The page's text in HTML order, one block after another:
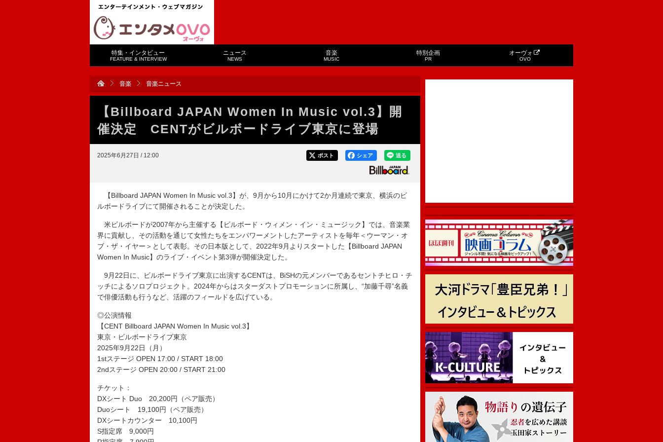
特集・インタビュー
FEATURE & INTERVIEW
ニュース
NEWS
音楽
MUSIC
特別企画
PR
オーヴォ
OVO
音楽 音楽ニュース
【Billboard JAPAN Women In Music vol.3】開
催決定 CENTがビルボードライブ東京に登場
2025年6月27日 / 12:00 送る
シェア
ポスト
【Billboard JAPAN Women In Music vol.3】が、9月から10月にかけて2か月連続で東京、横浜のビ
ルボードライブにて開催されることが決定した。
米ビルボードが2007年から主催する【ビルボード・ウィメン・イン・ミュージック】では、音楽業
界に貢献し、その活動を通じて女性たちをエンパワーメントしたアーティストを毎年＜ウーマン・オ
ブ・ザ・イヤー＞として表彰。その日本版として、2022年9月よりスタートした【Billboard JAPAN
Women In Music】のライブ・イベント第3弾が開催決定した。
9月22日に、ビルボードライブ東京に出演するCENTは、BiSHの元メンバーであるセントチヒロ・チ
ッチによるソロプロジェクト。2024年からはスターダストプロモーションに所属し、“加藤千尋”名義
で俳優活動も行うなど、活躍のフィールドを広げている。
◎公演情報
【CENT Billboard JAPAN Women In Music vol.3】
東京・ビルボードライブ東京
2025年9月22日（月）
1stステージ OPEN 17:00 / START 18:00
2ndステージ OPEN 20:00 / START 21:00
チケット：
DXシート Duo 20,200円（ペア販売）
Duoシート 19,100円（ペア販売）
DXシートカウンター 10,100円
S指定席 9,000円